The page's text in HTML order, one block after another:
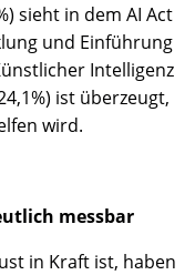
sieht in dem AI Act
und Einführung
Intelligenz
ist überzeugt,
wird.
messbar
in Kraft ist, haben